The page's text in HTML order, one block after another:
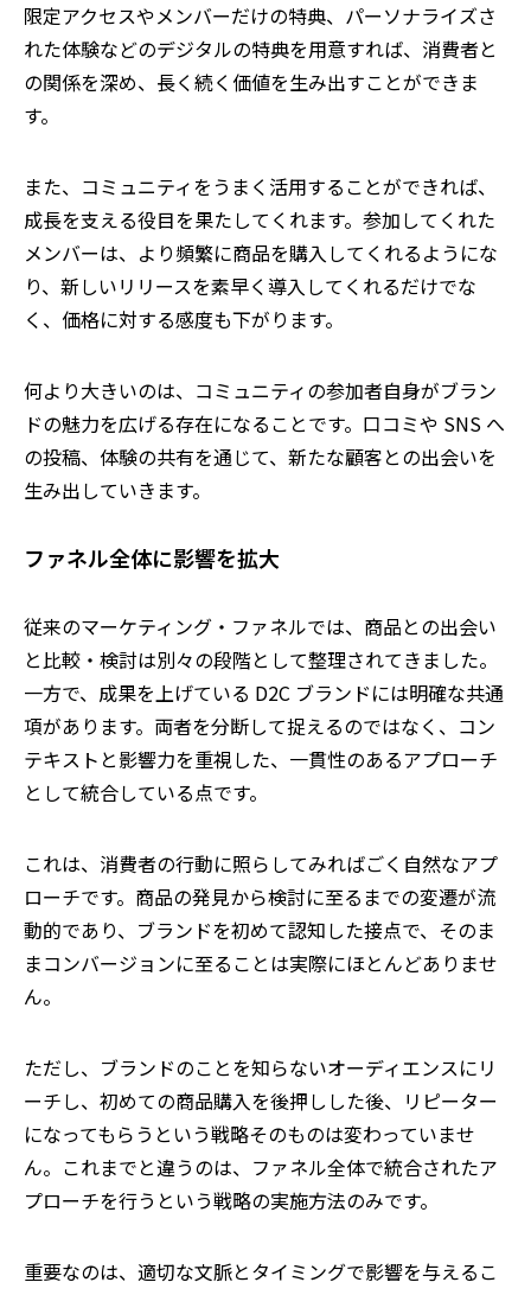
限定アクセスやメンバーだけの特典、パーソナライズさ
れた体験などのデジタルの特典を用意すれば、消費者と
の関係を深め、長く続く価値を生み出すことができま
す。
また、コミュニティをうまく活用することができれば、
成長を支える役目を果たしてくれます。参加してくれた
メンバーは、より頻繁に商品を購入してくれるようにな
り、新しいリリースを素早く導入してくれるだけでな
く、価格に対する感度も下がります。
何より大きいのは、コミュニティの参加者自身がブラン
ドの魅力を広げる存在になることです。口コミや SNS へ
の投稿、体験の共有を通じて、新たな顧客との出会いを
生み出していきます。
ファネル全体に影響を拡大
従来のマーケティング・ファネルでは、商品との出会い
と比較・検討は別々の段階として整理されてきました。
一方で、成果を上げている D2C ブランドには明確な共通
項があります。両者を分断して捉えるのではなく、コン
テキストと影響力を重視した、一貫性のあるアプローチ
として統合している点です。
これは、消費者の行動に照らしてみればごく自然なアプ
ローチです。商品の発見から検討に至るまでの変遷が流
動的であり、ブランドを初めて認知した接点で、そのま
まコンバージョンに至ることは実際にほとんどありませ
ん。
ただし、ブランドのことを知らないオーディエンスにリ
ーチし、初めての商品購入を後押しした後、リピーター
になってもらうという戦略そのものは変わっていませ
ん。これまでと違うのは、ファネル全体で統合されたア
プローチを行うという戦略の実施方法のみです。
重要なのは、適切な文脈とタイミングで影響を与えるこ